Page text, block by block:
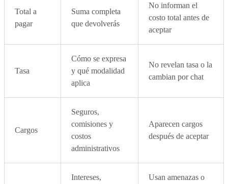
Total a
pagar
Suma completa
que devolverás
No informan el
costo total antes de
aceptar
Tasa
Cómo se expresa
y qué modalidad
aplica
No revelan tasa o la
cambian por chat
Cargos
Seguros,
comisiones y
costos
administrativos
Aparecen cargos
después de aceptar
Intereses,
Usan amenazas o